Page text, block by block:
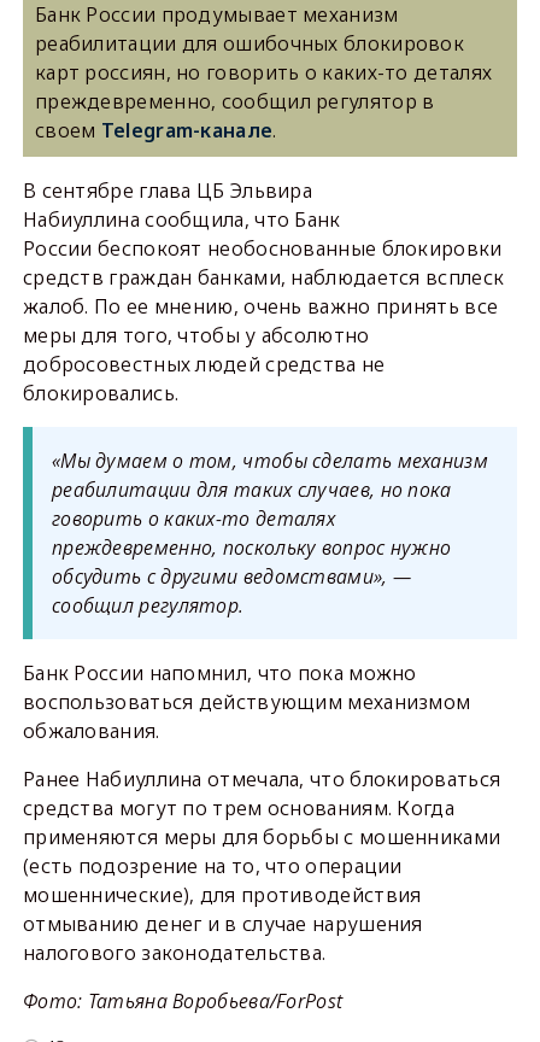
Банк России продумывает механизм
реабилитации для ошибочных блокировок
карт россиян, но говорить о каких-то деталях
преждевременно, сообщил регулятор в
своем Telegram-канале.
В сентябре глава ЦБ Эльвира
Набиуллина сообщила, что Банк
России беспокоят необоснованные блокировки
средств граждан банками, наблюдается всплеск
жалоб. По ее мнению, очень важно принять все
меры для того, чтобы у абсолютно
добросовестных людей средства не
блокировались.
«Мы думаем о том, чтобы сделать механизм
реабилитации для таких случаев, но пока
говорить о каких-то деталях
преждевременно, поскольку вопрос нужно
обсудить с другими ведомствами», —
сообщил регулятор.
Банк России напомнил, что пока можно
воспользоваться действующим механизмом
обжалования.
Ранее Набиуллина отмечала, что блокироваться
средства могут по трем основаниям. Когда
применяются меры для борьбы с мошенниками
(есть подозрение на то, что операции
мошеннические), для противодействия
отмыванию денег и в случае нарушения
налогового законодательства.
Фото: Татьяна Воробьева/ForPost